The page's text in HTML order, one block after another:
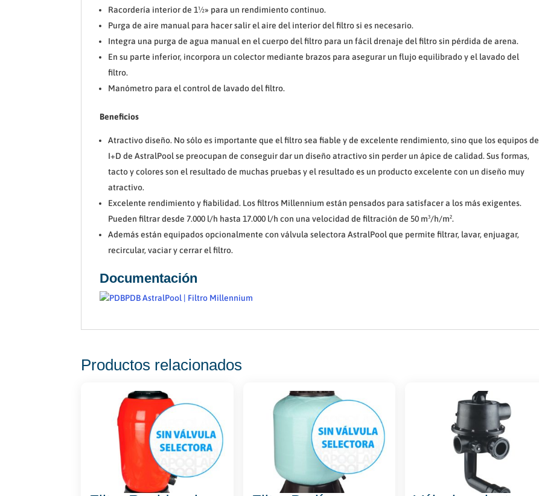
Racordería interior de 1½» para un rendimiento continuo.
Purga de aire manual para hacer salir el aire del interior del filtro si es necesario.
Integra una purga de agua manual en el cuerpo del filtro para un fácil drenaje del filtro sin pérdida de arena.
En su parte inferior, incorpora un colector mediante brazos para asegurar un flujo equilibrado y el lavado del
filtro.
Manómetro para el control de lavado del filtro.
Beneficios
Atractivo diseño. No sólo es importante que el filtro sea fiable y de excelente rendimiento, sino que los equipos de
I+D de AstralPool se preocupan de conseguir dar un diseño atractivo sin perder un ápice de calidad. Sus formas,
tacto y colores son el resultado de muchas pruebas y el resultado es un producto excelente con un diseño muy
atractivo.
Excelente rendimiento y fiabilidad. Los filtros Millennium están pensados para satisfacer a los más exigentes.
Pueden filtrar desde 7.000 l/h hasta 17.000 l/h con una velocidad de filtración de 50 m³/h/m².
Además están equipados opcionalmente con válvula selectora AstralPool que permite filtrar, lavar, enjuagar,
recircular, vaciar y cerrar el filtro.
Documentación
PDB AstralPool | Filtro Millennium
Productos relacionados